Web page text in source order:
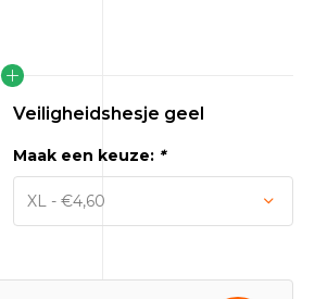
Veiligheidshesje geel
Maak een keuze: *